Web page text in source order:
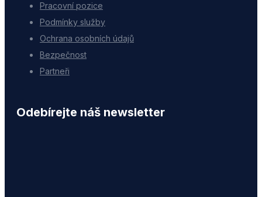
Pracovní pozice
Podmínky služby
Ochrana osobních údajů
Bezpečnost
Partneři
Odebírejte náš newsletter